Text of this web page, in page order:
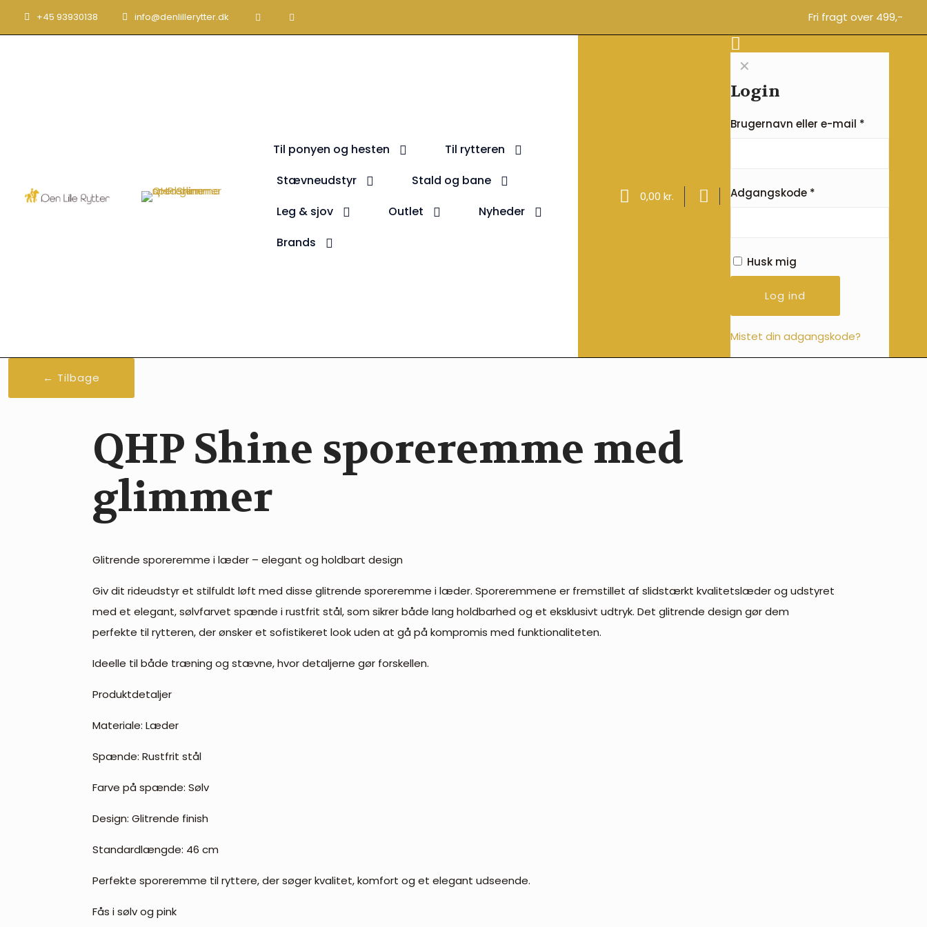
+45 93930138 info@denlillerytter.dk Fri fragt over 499,-
Til ponyen og hesten
Til rytteren
Stævneudstyr
Stald og bane
Leg & sjov
Outlet
Nyheder
Brands
0,00 kr.
✕
Login
Brugernavn eller e-mail *
Adgangskode *
Husk mig
Log ind
Mistet din adgangskode?
← Tilbage
QHP Shine sporeremme med
glimmer
Glitrende sporeremme i læder – elegant og holdbart design
Giv dit rideudstyr et stilfuldt løft med disse glitrende sporeremme i læder. Sporeremmene er fremstillet af slidstærkt kvalitetslæder og udstyret
med et elegant, sølvfarvet spænde i rustfrit stål, som sikrer både lang holdbarhed og et eksklusivt udtryk. Det glitrende design gør dem
perfekte til rytteren, der ønsker et sofistikeret look uden at gå på kompromis med funktionaliteten.
Ideelle til både træning og stævne, hvor detaljerne gør forskellen.
Produktdetaljer
Materiale: Læder
Spænde: Rustfrit stål
Farve på spænde: Sølv
Design: Glitrende finish
Standardlængde: 46 cm
Perfekte sporeremme til ryttere, der søger kvalitet, komfort og et elegant udseende.
Fås i sølv og pink